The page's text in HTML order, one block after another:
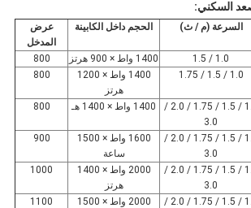
السكني:
السرعة (م / ث) الحجم داخل الكابينة
عرض
المدخل
1.0 / 1.5 1400 واط × 900 هرتز
800
1.0 / 1.5 / 1.75
1400 واط × 1200
هرتز
800
1.0 / 1.5 / 1.75 / 2.0 /
3.0
1400 واط × 1400 هـ 800
1.0 / 1.5 / 1.75 / 2.0 /
3.0
1600 واط × 1500
ساعة
900
1.0 / 1.5 / 1.75 / 2.0 /
3.0
2000 واط × 1400
هرتز
1000
1.0 / 1.5 / 1.75 / 2.0 /
2000 واط × 1500
1100